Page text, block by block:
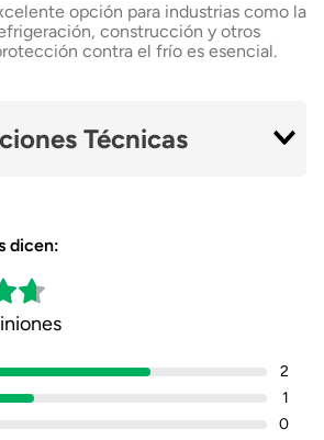
opción para industrias como la
construcción y otros
contra el frío es esencial.
Técnicas
Descargar Ficha
dicen:
0
1
2